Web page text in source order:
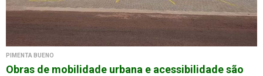
PIMENTA BUENO
Obras de mobilidade urbana e acessibilidade são